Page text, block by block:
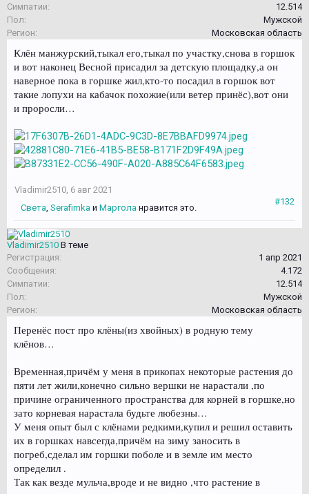
Симпатии:
12.514
Пол:
Мужской
Регион:
Московская область
Клён манжурский,тыкал его,тыкал по участку,снова в горшок
и вот наконец Весной присадил за детскую площадку,а он
наверное пока в горшке жил,кто-то посадил в горшок вот
такие лопухи на кабачок похожие(или ветер принёс),вот они
и проросли…
Vladimir2510, 6 авг 2021
#132
Света, Serafimka и Маргола нравится это.
Vladimir2510 В теме
Регистрация:
1 апр 2021
Сообщения:
4.172
Симпатии:
12.514
Пол:
Мужской
Регион:
Московская область
Перенёс пост про клёны(из хвойных) в родную тему
клёнов…
Временная,причём у меня в прикопах некоторые растения до
пяти лет жили,конечно сильно вершки не нарастали ,по
причине ограниченного пространства для корней в горшке,но
зато корневая нарастала будьте любезны…
У меня опыт был с клёнами редкими,купил и решил оставить
их в горшках навсегда,причём на зиму заносить в
погреб,сделал им горшки поболе и в земле им место
определил .
Так как везде мульча,вроде и не видно ,что растение в